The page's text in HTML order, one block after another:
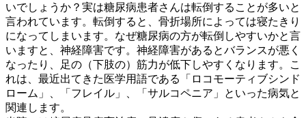
いでしょうか？実は糖尿病患者さんは転倒することが多いと
言われています。転倒すると、骨折場所によっては寝たきり
になってしまいます。なぜ糖尿病の方が転倒しやすいかと言
いますと、神経障害です。神経障害があるとバランスが悪く
なったり、足の（下肢の）筋力が低下しやすくなります。こ
れは、最近出てきた医学用語である「ロコモーティブシンド
ローム」、「フレイル」、「サルコペニア」といった病気と
関連します。